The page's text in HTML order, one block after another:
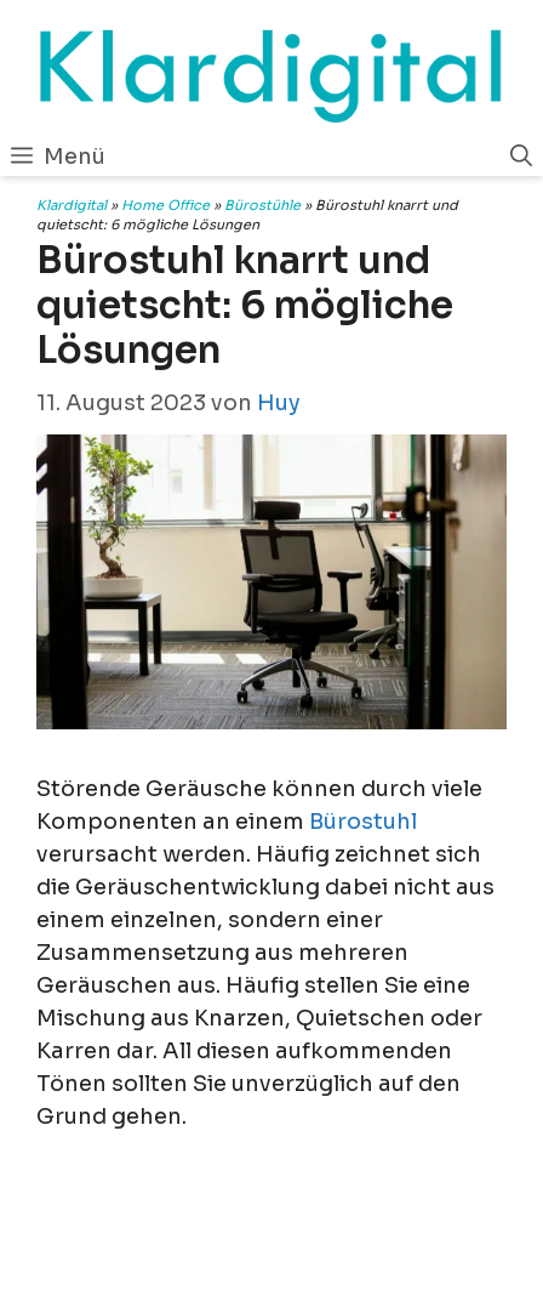
Inhalt
springen
Menü
Klardigital» Home Office» Bürostühle» Bürostuhl knarrt und
quietscht: 6 mögliche Lösungen
Bürostuhl knarrt und
quietscht: 6 mögliche
Lösungen
11. August 2023 von Huy
Störende Geräusche können durch viele
Komponenten an einem Bürostuhl
verursacht werden. Häufig zeichnet sich
die Geräuschentwicklung dabei nicht aus
einem einzelnen, sondern einer
Zusammensetzung aus mehreren
Geräuschen aus. Häufig stellen Sie eine
Mischung aus Knarzen, Quietschen oder
Karren dar. All diesen aufkommenden
Tönen sollten Sie unverzüglich auf den
Grund gehen.